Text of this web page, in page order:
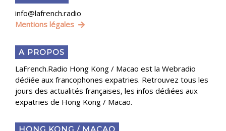
info@lafrench.radio
Mentions légales
A PROPOS
LaFrench.Radio Hong Kong / Macao est la Webradio
dédiée aux francophones expatries. Retrouvez tous les
jours des actualités françaises, les infos dédiées aux
expatries de Hong Kong / Macao.
HONG KONG / MACAO